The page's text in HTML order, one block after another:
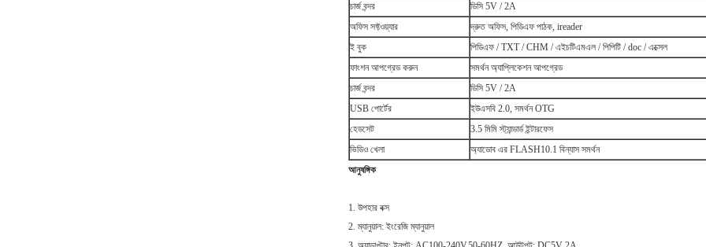
চার্জ বন্দর
ডিসি 5V / 2A
অফিস সফ্টওয়্যার
দ্রুত অফিস, পিডিএফ পাঠক, ireader
ই বুক
পিডিএফ / TXT / CHM / এইচটিএমএল / পিপিটি / doc / এক্সেল
ফাংশন আপগ্রেড করুন
সমর্থন অ্যাপ্লিকেশন আপগ্রেড
চার্জ বন্দর
ডিসি 5V / 2A
USB পোর্টের
ইউএসবি 2.0, সমর্থন OTG
হেডসেট
3.5 মিমি স্ট্যান্ডার্ড ইন্টারফেস
ভিডিও খেলা
অ্যাডোব এর FLASH10.1 বিন্যাস সমর্থন
আনুষঙ্গিক
1. উপহার বক্স
2. ম্যানুয়াল: ইংরেজি ম্যানুয়াল